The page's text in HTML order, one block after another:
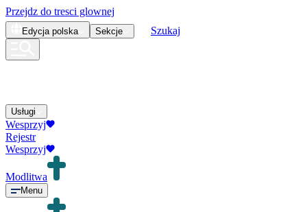
Przejdz do tresci glownej
Edycja polska Sekcje Szukaj
Usługi
Wesprzyj
Rejestr
Wesprzyj
Modlitwa
Menu